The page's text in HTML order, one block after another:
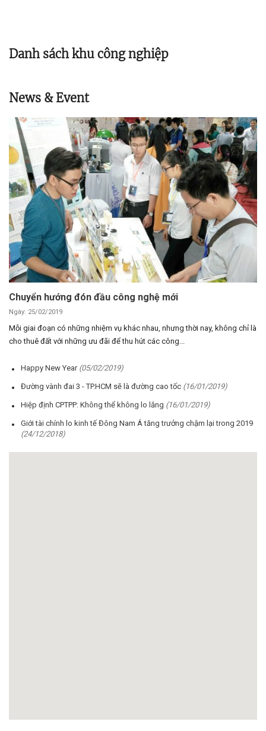
Danh sách khu công nghiệp
News & Event
Chuyển hướng đón đầu công nghệ mới
Ngày: 25/02/2019
Mỗi giai đoạn có những nhiệm vụ khác nhau, nhưng thời nay, không chỉ là
cho thuê đất với những ưu đãi để thu hút các công...
Happy New Year(05/02/2019)
Đường vành đai 3 - TP.HCM sẽ là đường cao tốc (16/01/2019)
Hiệp định CPTPP: Không thể không lo lắng (16/01/2019)
Giới tài chính lo kinh tế Đông Nam Á tăng trưởng chậm lại trong 2019
(24/12/2018)